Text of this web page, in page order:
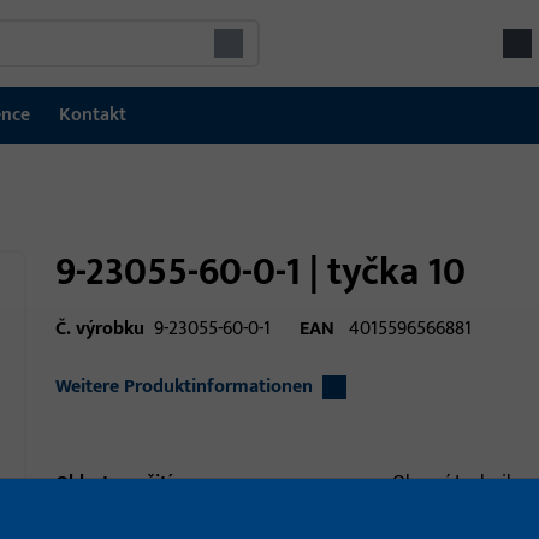
Kontakt
9-23055-60-0-1 | tyčka 10
Č. výrobku 9-23055-60-0-1 EAN 4015596566881
Weitere Produktinformationen
Oblast použití
Okenní technika